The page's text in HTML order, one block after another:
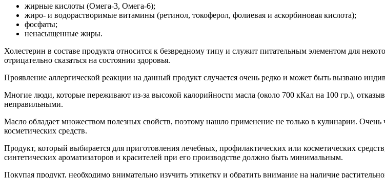
жирные кислоты (Омега-3, Омега-6);
жиро- и водорастворимые витамины (ретинол, токоферол, фолиевая и аскорбиновая кислота);
фосфаты;
ненасыщенные жиры.
Холестерин в составе продукта относится к безвредному типу и служит питательным элементом для
отрицательно сказаться на состоянии здоровья.
Проявление аллергической реакции на данный продукт случается очень редко и может быть вызвано
Многие люди, которые переживают из-за высокой калорийности масла (около 700 кКал на 100 гр.),
неправильными.
Масло обладает множеством полезных свойств, поэтому нашло применение не только в кулинарии.
косметических средств.
Продукт, который выбирается для приготовления лечебных, профилактических или косметических
синтетических ароматизаторов и красителей при его производстве должно быть минимальным.
Покупая продукт, необходимо внимательно изучить этикетку и обратить внимание на наличие